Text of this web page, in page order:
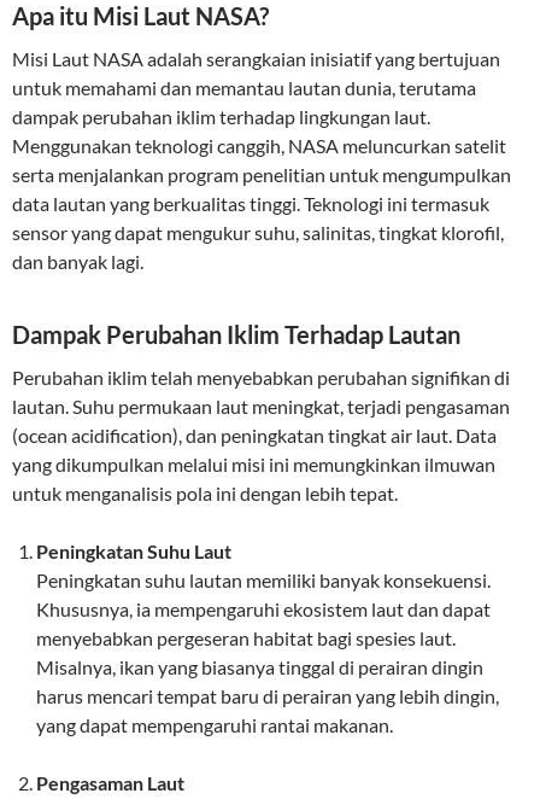
Apa itu Misi Laut NASA?
Misi Laut NASA adalah serangkaian inisiatif yang bertujuan
untuk memahami dan memantau lautan dunia, terutama
dampak perubahan iklim terhadap lingkungan laut.
Menggunakan teknologi canggih, NASA meluncurkan satelit
serta menjalankan program penelitian untuk mengumpulkan
data lautan yang berkualitas tinggi. Teknologi ini termasuk
sensor yang dapat mengukur suhu, salinitas, tingkat klorofil,
dan banyak lagi.
Dampak Perubahan Iklim Terhadap Lautan
Perubahan iklim telah menyebabkan perubahan signifikan di
lautan. Suhu permukaan laut meningkat, terjadi pengasaman
(ocean acidification), dan peningkatan tingkat air laut. Data
yang dikumpulkan melalui misi ini memungkinkan ilmuwan
untuk menganalisis pola ini dengan lebih tepat.
Peningkatan Suhu Laut
Peningkatan suhu lautan memiliki banyak konsekuensi.
Khususnya, ia mempengaruhi ekosistem laut dan dapat
menyebabkan pergeseran habitat bagi spesies laut.
Misalnya, ikan yang biasanya tinggal di perairan dingin
harus mencari tempat baru di perairan yang lebih dingin,
yang dapat mempengaruhi rantai makanan.
Pengasaman Laut